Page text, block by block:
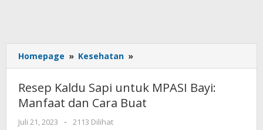
Homepage » Kesehatan »
Kaldu
Sapi
untuk
MPASI
Resep Kaldu Sapi untuk MPASI Bayi:
Manfaat dan Cara Buat
Juli 21, 2023
oleh
-
2113 Dilihat